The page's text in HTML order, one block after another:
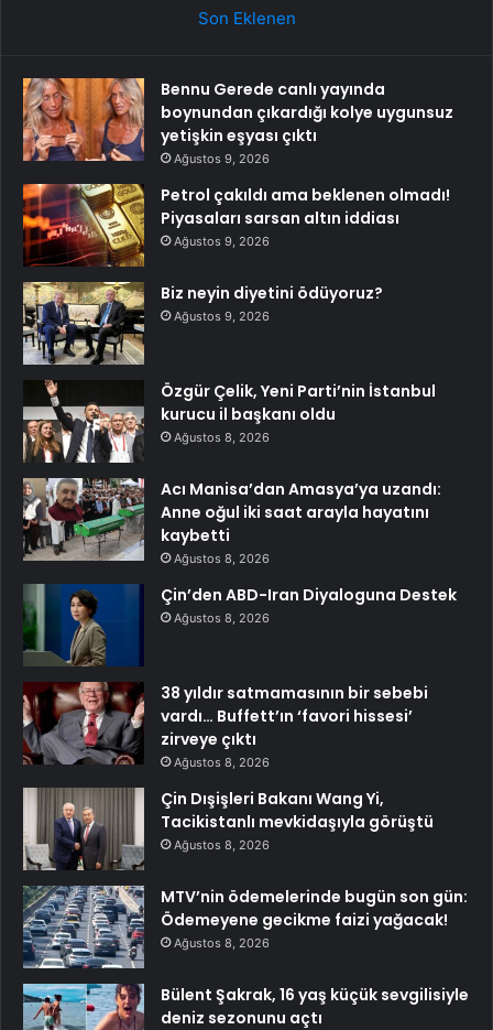
Son Eklenen
Bennu Gerede canlı yayında
boynundan çıkardığı kolye uygunsuz
yetişkin eşyası çıktı
Ağustos 9, 2026
Petrol çakıldı ama beklenen olmadı!
Piyasaları sarsan altın iddiası
Ağustos 9, 2026
Biz neyin diyetini ödüyoruz?
Ağustos 9, 2026
Özgür Çelik, Yeni Parti’nin İstanbul
kurucu il başkanı oldu
Ağustos 8, 2026
Acı Manisa’dan Amasya’ya uzandı:
Anne oğul iki saat arayla hayatını
kaybetti
Ağustos 8, 2026
Çin’den ABD-Iran Diyaloguna Destek
Ağustos 8, 2026
38 yıldır satmamasının bir sebebi
vardı… Buffett’ın ‘favori hissesi’
zirveye çıktı
Ağustos 8, 2026
Çin Dışişleri Bakanı Wang Yi,
Tacikistanlı mevkidaşıyla görüştü
Ağustos 8, 2026
MTV’nin ödemelerinde bugün son gün:
Ödemeyene gecikme faizi yağacak!
Ağustos 8, 2026
Bülent Şakrak, 16 yaş küçük sevgilisiyle
deniz sezonunu açtı